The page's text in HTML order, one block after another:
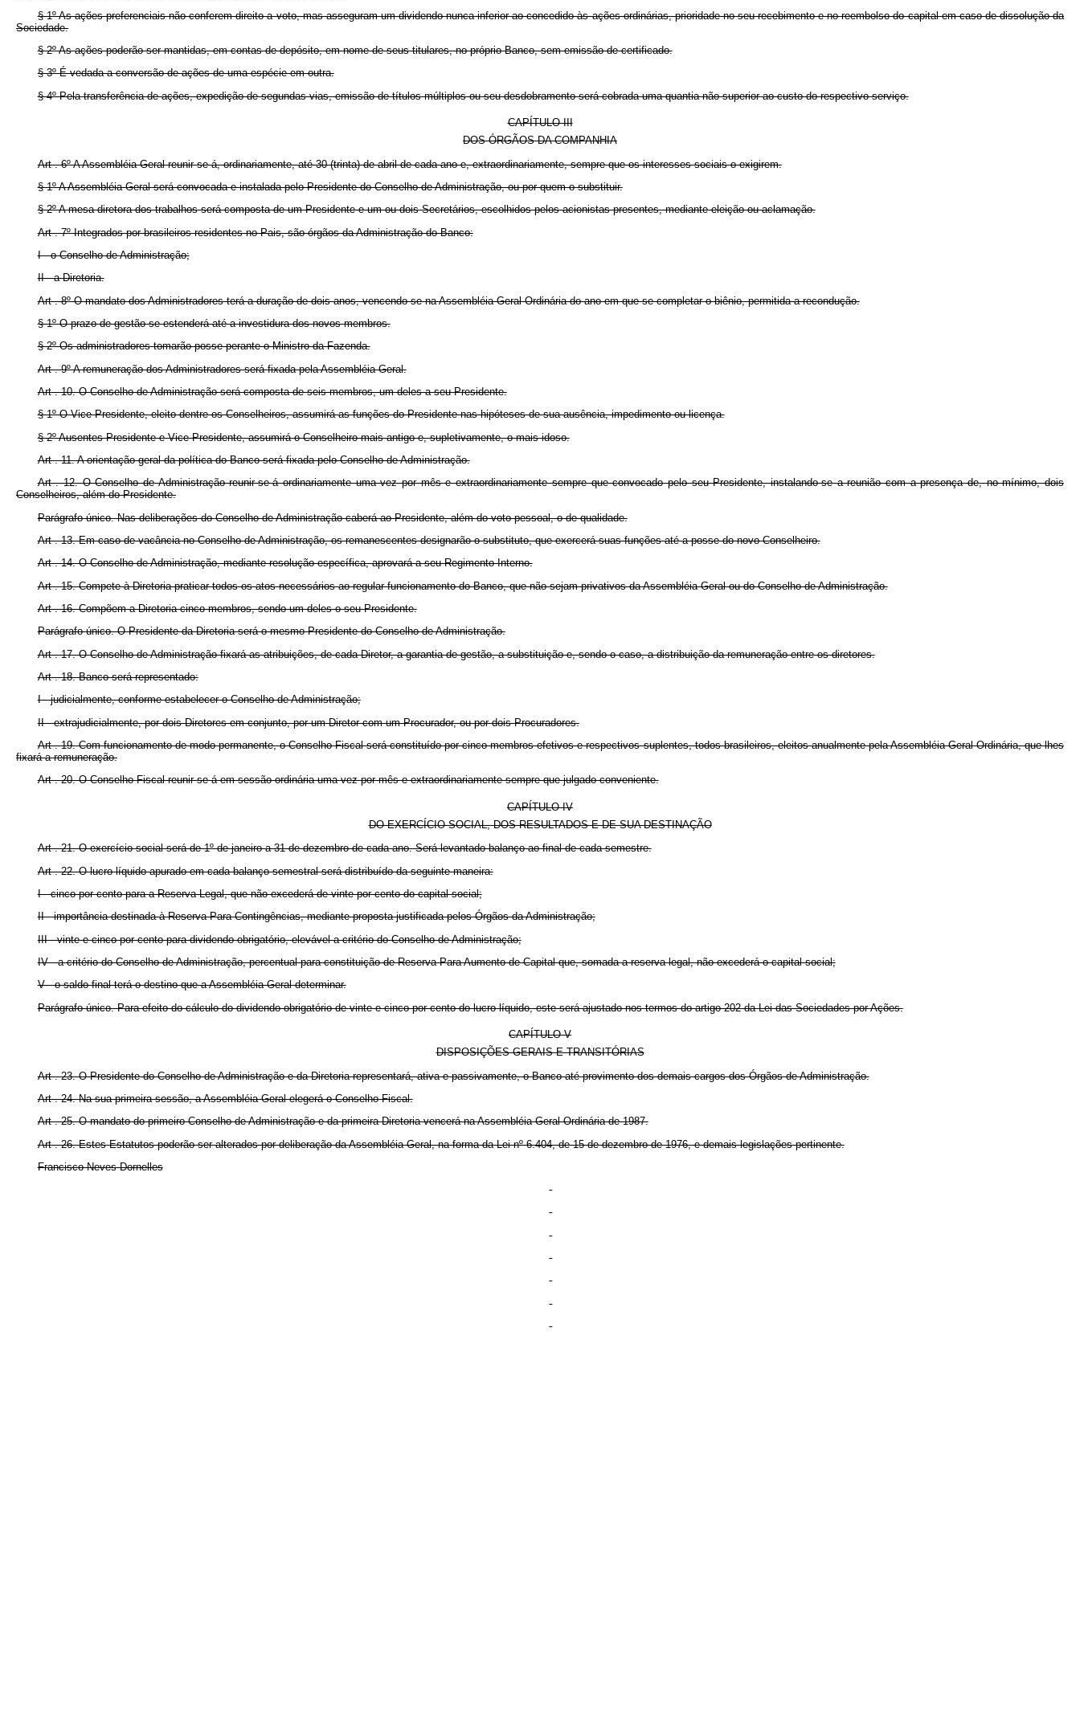
§ 1º As ações preferenciais não conferem direito a voto, mas asseguram um dividendo nunca inferior ao concedido às ações ordinárias, prioridade no seu recebimento e no reembolso do capital em caso de dissolução da
Sociedade.
§ 2º As ações poderão ser mantidas, em contas de depósito, em nome de seus titulares, no próprio Banco, sem emissão de certificado.
§ 3º É vedada a conversão de ações de uma espécie em outra.
§ 4º Pela transferência de ações, expedição de segundas vias, emissão de títulos múltiplos ou seu desdobramento será cobrada uma quantia não superior ao custo do respectivo serviço.
CAPÍTULO III
DOS ÓRGÃOS DA COMPANHIA
Art . 6º A Assembléia Geral reunir-se-á, ordinariamente, até 30 (trinta) de abril de cada ano e, extraordinariamente, sempre que os interesses sociais o exigirem.
§ 1º A Assembléia Geral será convocada e instalada pelo Presidente do Conselho de Administração, ou por quem o substituir.
§ 2º A mesa diretora dos trabalhos será composta de um Presidente e um ou dois Secretários, escolhidos pelos acionistas presentes, mediante eleição ou aclamação.
Art . 7º Integrados por brasileiros residentes no Pais, são órgãos da Administração do Banco:
I - o Conselho de Administração;
II - a Diretoria.
Art . 8º O mandato dos Administradores terá a duração de dois anos, vencendo-se na Assembléia Geral Ordinária do ano em que se completar o biênio, permitida a recondução.
§ 1º O prazo de gestão se estenderá até a investidura dos novos membros.
§ 2º Os administradores tomarão posse perante o Ministro da Fazenda.
Art . 9º A remuneração dos Administradores será fixada pela Assembléia Geral.
Art . 10. O Conselho de Administração será composta de seis membros, um deles a seu Presidente.
§ 1º O Vice-Presidente, eleito dentre os Conselheiros, assumirá as funções do Presidente nas hipóteses de sua ausência, impedimento ou licença.
§ 2º Ausentes Presidente e Vice-Presidente, assumirá o Conselheiro mais antigo e, supletivamente, o mais idoso.
Art . 11. A orientação geral da política do Banco será fixada pelo Conselho de Administração.
Art . 12. O Conselho de Administração reunir-se-á ordinariamente uma vez por mês e extraordinariamente sempre que convocado pelo seu Presidente, instalando-se a reunião com a presença de, no mínimo, dois
Conselheiros, além do Presidente.
Parágrafo único. Nas deliberações do Conselho de Administração caberá ao Presidente, além do voto pessoal, o de qualidade.
Art . 13. Em caso de vacância no Conselho de Administração, os remanescentes designarão o substituto, que exercerá suas funções até a posse do novo Conselheiro.
Art . 14. O Conselho de Administração, mediante resolução específica, aprovará a seu Regimento Interno.
Art . 15. Compete à Diretoria praticar todos os atos necessários ao regular funcionamento do Banco, que não sejam privativos da Assembléia Geral ou do Conselho de Administração.
Art . 16. Compõem a Diretoria cinco membros, sendo um deles o seu Presidente.
Parágrafo único. O Presidente da Diretoria será o mesmo Presidente do Conselho de Administração.
Art . 17. O Conselho de Administração fixará as atribuições, de cada Diretor, a garantia de gestão, a substituição e, sendo o caso, a distribuição da remuneração entre os diretores.
Art . 18. Banco será representado:
I - judicialmente, conforme estabelecer o Conselho de Administração;
II - extrajudicialmente, por dois Diretores em conjunto, por um Diretor com um Procurador, ou por dois Procuradores.
Art . 19. Com funcionamento de modo permanente, o Conselho Fiscal será constituído por cinco membros efetivos e respectivos suplentes, todos brasileiros, eleitos anualmente pela Assembléia Geral Ordinária, que lhes
fixará a remuneração.
Art . 20. O Conselho Fiscal reunir-se-á em sessão ordinária uma vez por mês e extraordinariamente sempre que julgado conveniente.
CAPÍTULO IV
DO EXERCÍCIO SOCIAL, DOS RESULTADOS E DE SUA DESTINAÇÃO
Art . 21. O exercício social será de 1º de janeiro a 31 de dezembro de cada ano. Será levantado balanço ao final de cada semestre.
Art . 22. O lucro líquido apurado em cada balanço semestral será distribuído da seguinte maneira:
I - cinco por cento para a Reserva Legal, que não excederá de vinte por cento do capital social;
II - importância destinada à Reserva Para Contingências, mediante proposta justificada pelos Órgãos da Administração;
III - vinte e cinco por cento para dividendo obrigatório, elevável a critério do Conselho de Administração;
IV - a critério do Conselho de Administração, percentual para constituição de Reserva Para Aumento de Capital que, somada a reserva legal, não excederá o capital social;
V - o saldo final terá o destino que a Assembléia Geral determinar.
Parágrafo único. Para efeito do cálculo do dividendo obrigatório de vinte e cinco por cento do lucro líquido, este será ajustado nos termos do artigo 202 da Lei das Sociedades por Ações.
CAPÍTULO V
DISPOSIÇÕES GERAIS E TRANSITÓRIAS
Art . 23. O Presidente do Conselho de Administração e da Diretoria representará, ativa e passivamente, o Banco até provimento dos demais cargos dos Órgãos de Administração.
Art . 24. Na sua primeira sessão, a Assembléia Geral elegerá o Conselho Fiscal.
Art . 25. O mandato do primeiro Conselho de Administração e da primeira Diretoria vencerá na Assembléia Geral Ordinária de 1987.
Art . 26. Estes Estatutos poderão ser alterados por deliberação da Assembléia Geral, na forma da Lei nº 6.404, de 15 de dezembro de 1976, e demais legislações pertinente.
Francisco Neves Dornelles